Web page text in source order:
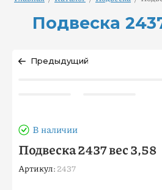
Подвеска
Предыдущий
В наличии
Подвеска 2437 вес 3,58
Артикул: 2437